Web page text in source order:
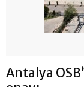
Antalya